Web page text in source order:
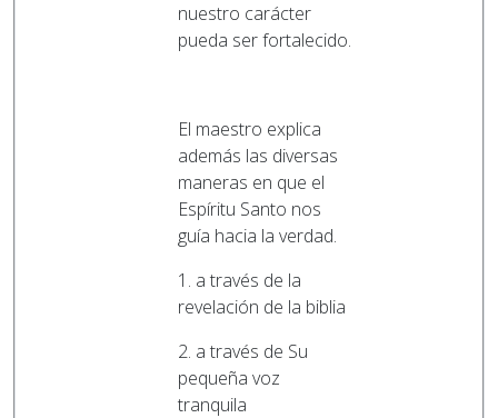
nuestro carácter
pueda ser fortalecido.
El maestro explica
además las diversas
maneras en que el
Espíritu Santo nos
guía hacia la verdad.
1. a través de la
revelación de la biblia
2. a través de Su
pequeña voz
tranquila